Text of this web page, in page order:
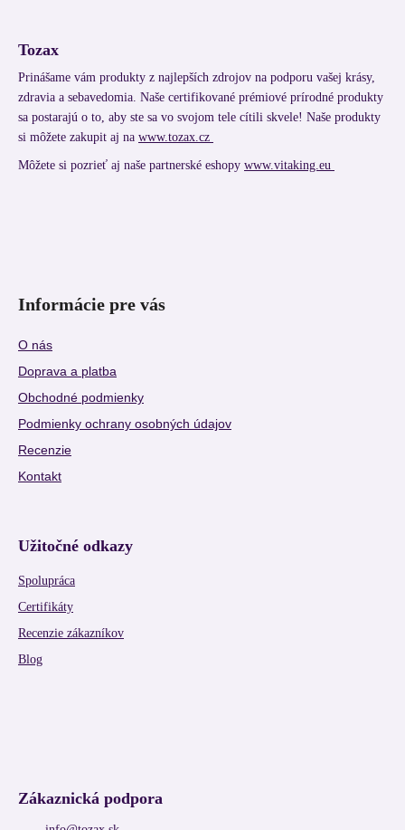
Tozax
Prinášame vám produkty z najlepších zdrojov na podporu vašej krásy,
zdravia a sebavedomia. Naše certifikované prémiové prírodné produkty
sa postarajú o to, aby ste sa vo svojom tele cítili skvele! Naše produkty
si môžete zakupit aj na www.tozax.cz
Môžete si pozrieť aj naše partnerské eshopy www.vitaking.eu
Informácie pre vás
O nás
Doprava a platba
Obchodné podmienky
Podmienky ochrany osobných údajov
Recenzie
Kontakt
Užitočné odkazy
Spolupráca
Certifikáty
Recenzie zákazníkov
Blog
Zákaznická podpora